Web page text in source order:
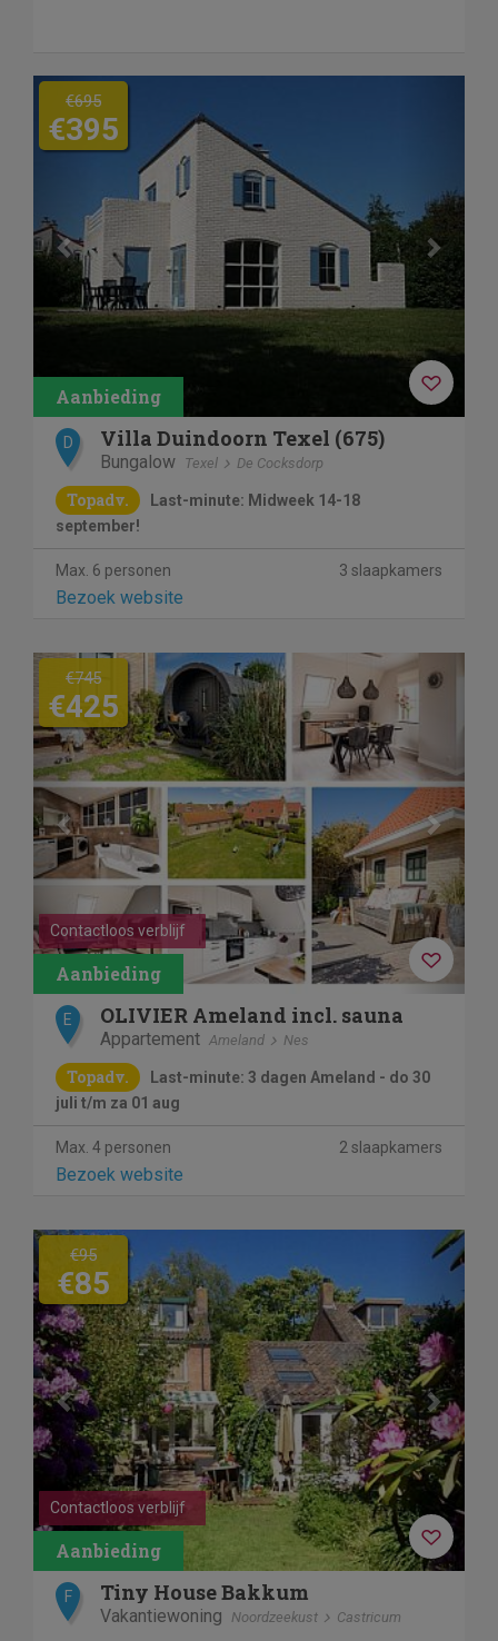
Previous
€695
€395
D Villa Duindoorn Texel (675)
Bungalow Texel De Cocksdorp
Topadv.
Last-minute: Midweek 14-18
september!
Max. 6 personen 3 slaapkamers
Bezoek website
Previous Next
Contactloos verblijf
€745
€425
E OLIVIER Ameland incl. sauna
Appartement Ameland Nes
Topadv.
Last-minute: 3 dagen Ameland - do 30
juli t/m za 01 aug
Max. 4 personen 2 slaapkamers
Bezoek website
Previous Next
Contactloos verblijf
€95
€85
F Tiny House Bakkum
Vakantiewoning Noordzeekust Castricum